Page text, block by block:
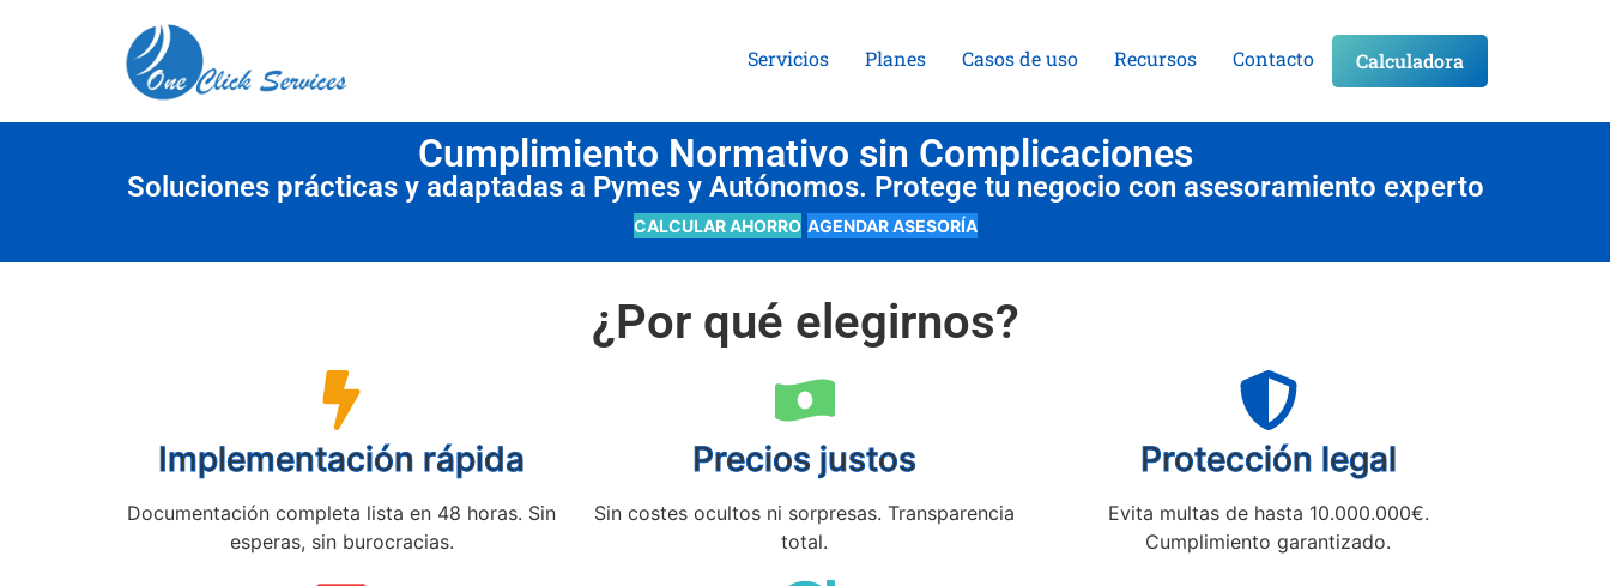
Servicios Planes Casos de uso Recursos Contacto Calculadora
Cumplimiento Normativo sin Complicaciones
Soluciones prácticas y adaptadas a Pymes y Autónomos. Protege tu negocio con asesoramiento experto
CALCULAR AHORRO AGENDAR ASESORÍA
¿Por qué elegirnos?
Implementación rápida
Documentación completa lista en 48 horas. Sin
esperas, sin burocracias.
Precios justos
Sin costes ocultos ni sorpresas. Transparencia
total.
Protección legal
Evita multas de hasta 10.000.000€.
Cumplimiento garantizado.